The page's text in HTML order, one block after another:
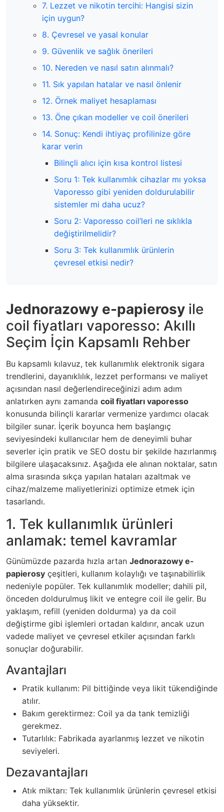
7. Lezzet ve nikotin tercihi: Hangisi sizin
için uygun?
8. Çevresel ve yasal konular
9. Güvenlik ve sağlık önerileri
10. Nereden ve nasıl satın alınmalı?
11. Sık yapılan hatalar ve nasıl önlenir
12. Örnek maliyet hesaplaması
13. Öne çıkan modeller ve coil önerileri
14. Sonuç: Kendi ihtiyaç profilinize göre
karar verin
Bilinçli alıcı için kısa kontrol listesi
Soru 1: Tek kullanımlık cihazlar mı yoksa
Vaporesso gibi yeniden doldurulabilir
sistemler mi daha ucuz?
Soru 2: Vaporesso coil’leri ne sıklıkla
değiştirilmelidir?
Soru 3: Tek kullanımlık ürünlerin
çevresel etkisi nedir?
Jednorazowy e-papierosy ile
coil fiyatları vaporesso: Akıllı
Seçim İçin Kapsamlı Rehber
Bu kapsamlı kılavuz, tek kullanımlık elektronik sigara
trendlerini, dayanıklılık, lezzet performansı ve maliyet
açısından nasıl değerlendireceğinizi adım adım
anlatırken aynı zamanda coil fiyatları vaporesso
konusunda bilinçli kararlar vermenize yardımcı olacak
bilgiler sunar. İçerik boyunca hem başlangıç
seviyesindeki kullanıcılar hem de deneyimli buhar
severler için pratik ve SEO dostu bir şekilde hazırlanmış
bilgilere ulaşacaksınız. Aşağıda ele alınan noktalar, satın
alma sırasında sıkça yapılan hataları azaltmak ve
cihaz/malzeme maliyetlerinizi optimize etmek için
tasarlandı.
1. Tek kullanımlık ürünleri
anlamak: temel kavramlar
Günümüzde pazarda hızla artan Jednorazowy e-
papierosy çeşitleri, kullanım kolaylığı ve taşınabilirlik
nedeniyle popüler. Tek kullanımlık modeller; dahili pil,
önceden doldurulmuş likit ve entegre coil ile gelir. Bu
yaklaşım, refill (yeniden doldurma) ya da coil
değiştirme gibi işlemleri ortadan kaldırır, ancak uzun
vadede maliyet ve çevresel etkiler açısından farklı
sonuçlar doğurabilir.
Avantajları
Pratik kullanım: Pil bittiğinde veya likit tükendiğinde
atılır.
Bakım gerektirmez: Coil ya da tank temizliği
gerekmez.
Tutarlılık: Fabrikada ayarlanmış lezzet ve nikotin
seviyeleri.
Dezavantajları
Atık miktarı: Tek kullanımlık ürünlerin çevresel etkisi
daha yüksektir.